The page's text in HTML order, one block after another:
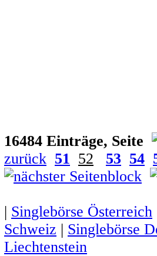
16484 Einträge, Seite
zurück 51 52 53 54
| Singlebörse Österreich
Schweiz | Singlebörse
Liechtenstein